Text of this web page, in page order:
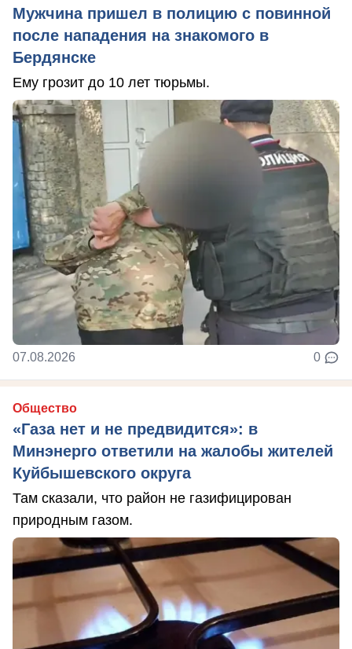
Мужчина пришел в полицию с повинной
после нападения на знакомого в
Бердянске
Ему грозит до 10 лет тюрьмы.
07.08.2026 0
Общество
«Газа нет и не предвидится»: в
Минэнерго ответили на жалобы жителей
Куйбышевского округа
Там сказали, что район не газифицирован
природным газом.